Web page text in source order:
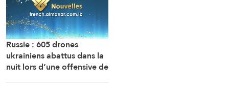
Russie : 605 drones
ukrainiens abattus dans la
nuit lors d’une offensive de